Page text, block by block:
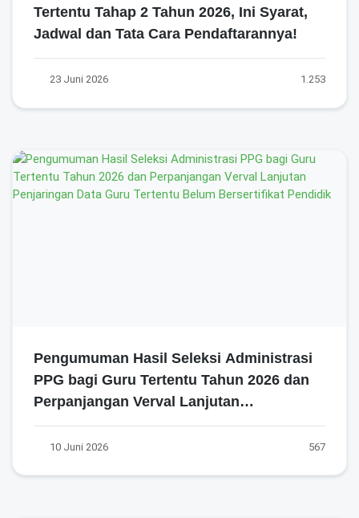
Tertentu Tahap 2 Tahun 2026, Ini Syarat,
Jadwal dan Tata Cara Pendaftarannya!
23 Juni 2026 1.253
Pengumuman Hasil Seleksi Administrasi
PPG bagi Guru Tertentu Tahun 2026 dan
Perpanjangan Verval Lanjutan
Penjaringan Data Guru Tertentu Belum
Bersertifikat Pendidik
10 Juni 2026 567